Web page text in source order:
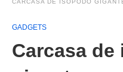
CARCASA DE ISÓPODO
GADGETS
Carcasa